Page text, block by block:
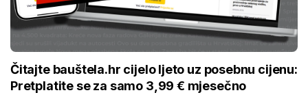
Čitajte bauštela.hr cijelo ljeto uz posebnu cijenu:
Pretplatite se za samo 3,99 € mjesečno